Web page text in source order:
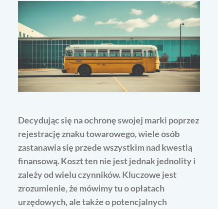
Decydując się na ochronę swojej marki poprzez
rejestrację znaku towarowego, wiele osób
zastanawia się przede wszystkim nad kwestią
finansową. Koszt ten nie jest jednak jednolity i
zależy od wielu czynników. Kluczowe jest
zrozumienie, że mówimy tu o opłatach
urzędowych, ale także o potencjalnych